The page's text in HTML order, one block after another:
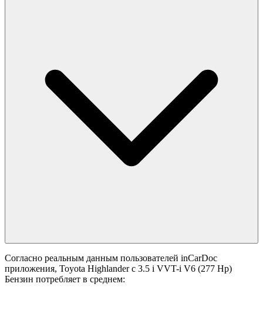
Согласно реальным данным пользователей inCarDoc
приложения, Toyota Highlander с 3.5 i VVT-i V6 (277 Hp)
Бензин потребляет в среднем: